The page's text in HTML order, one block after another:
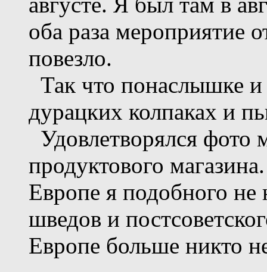
оба раза мероприятие
повезло.
Так что понаслышке
дурацких колпаках и
Удовлетворялся фото
продуктового
Европе я подобного
шведов и
Европе больше никто